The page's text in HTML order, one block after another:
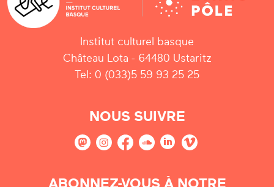
Institut culturel basque
Château Lota - 64480 Ustaritz
Tel: 0 (033)5 59 93 25 25
NOUS SUIVRE
ABONNEZ-VOUS À NOTRE